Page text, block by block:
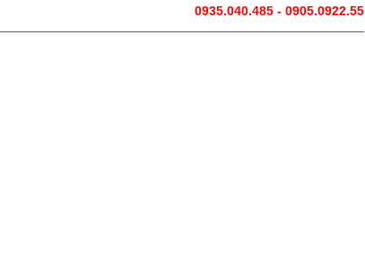
0935.040.485 - 0905.0922.55